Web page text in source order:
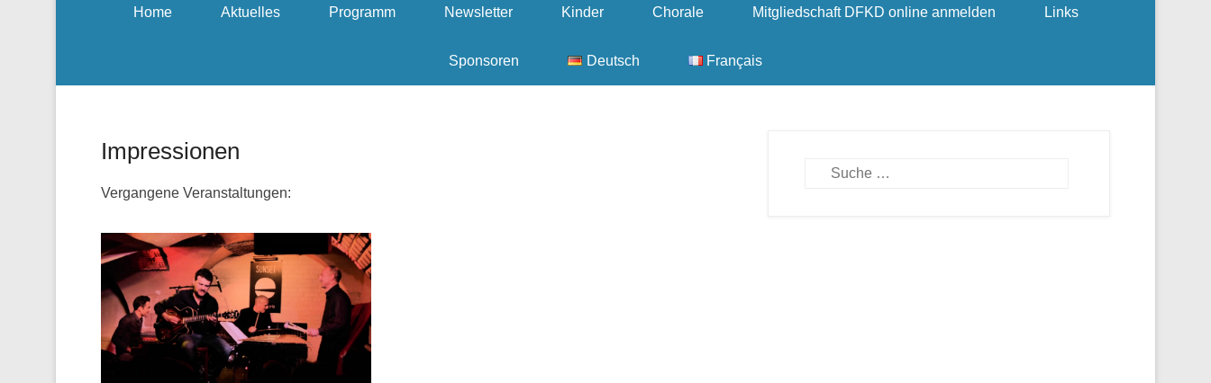
Home Aktuelles Programm Newsletter Kinder Chorale Mitgliedschaft DFKD online anmelden Links
Sponsoren Deutsch Français
Impressionen
Vergangene Veranstaltungen:
Suchen